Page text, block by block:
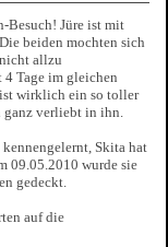
Besuch! Jüre ist mit
beiden mochten sich
allzu
Tage im gleichen
ist wirklich ein so toller
ganz verliebt in ihn.
Skita hat
09.05.2010 wurde sie
gedeckt.
auf die